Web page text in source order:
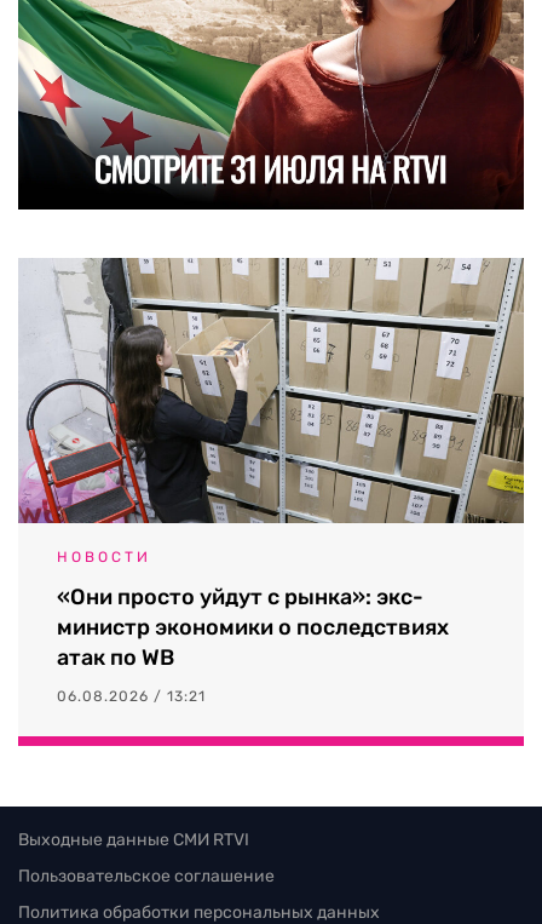
НОВОСТИ
«Они просто уйдут с рынка»: экс-
министр экономики о последствиях
атак по WB
06.08.2026 / 13:21
Выходные данные СМИ RTVI
Пользовательское соглашение
Политика обработки персональных данных